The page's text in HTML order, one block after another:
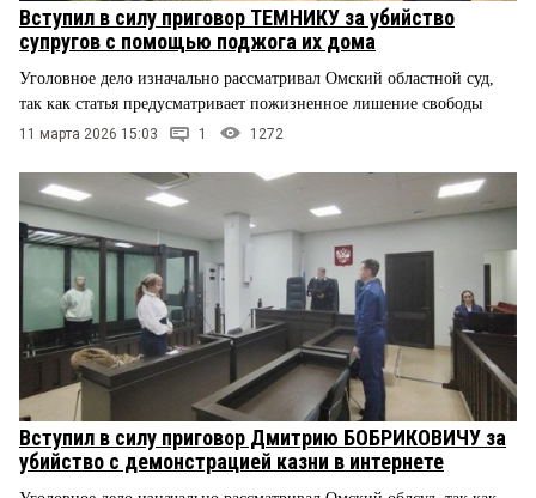
Вступил в силу приговор ТЕМНИКУ за убийство
супругов с помощью поджога их дома
Уголовное дело изначально рассматривал Омский областной суд,
так как статья предусматривает пожизненное лишение свободы
11 марта 2026 15:03 1 1272
Вступил в силу приговор Дмитрию БОБРИКОВИЧУ за
убийство с демонстрацией казни в интернете